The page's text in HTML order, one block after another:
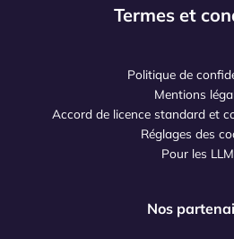
Termes et
Politique de
Mentions
Accord de licence standard et
Réglages des
Pour les
Nos